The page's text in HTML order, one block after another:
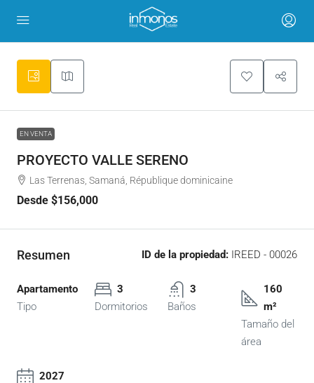
EN VENTA
PROYECTO VALLE SERENO
Las Terrenas, Samaná, République dominicaine
Desde $156,000
Resumen ID de la propiedad: IREED - 00026
Apartamento
Tipo
3
Dormitorios
3
Baños
160
m²
Tamaño del
área
2027